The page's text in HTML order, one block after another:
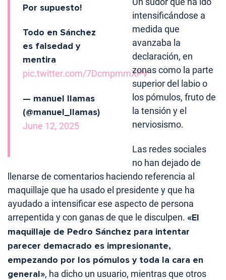
Por supuesto!
Todo en Sánchez
es falsedad y
mentira
pic.twitter.com/7DcmpmmXPV
— manuel llamas
(@manuel_llamas)
June 12, 2025
intensificándose a
medida que
avanzaba la
declaración, en
zonas como la parte
superior del labio o
los pómulos, fruto de
la tensión y el
nerviosismo.
Las redes sociales
no han dejado de
llenarse de comentarios haciendo referencia al
maquillaje que ha usado el presidente y que ha
ayudado a intensificar ese aspecto de persona
arrepentida y con ganas de que le disculpen. «El
maquillaje de Pedro Sánchez para intentar
parecer demacrado es impresionante,
empezando por los pómulos y toda la cara en
general», ha dicho un usuario, mientras que otros